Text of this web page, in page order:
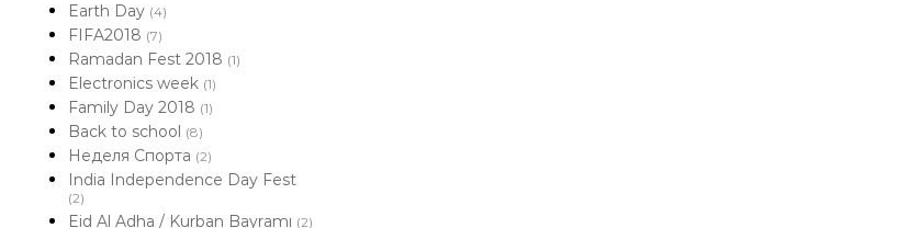
Earth Day (4)
FIFA2018 (7)
Ramadan Fest 2018 (1)
Electronics week (1)
Family Day 2018 (1)
Back to school (8)
Неделя Спорта (2)
India Independence Day Fest
(2)
Eid Al Adha / Kurban Bayramı (2)